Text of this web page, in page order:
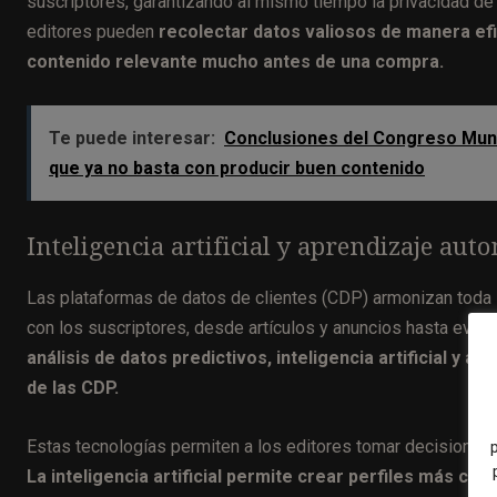
editores pueden recolectar datos valiosos de manera
contenido relevante mucho antes de una compra.
Te puede interesar: Conclusiones del Congreso
que ya no basta con producir buen contenido
Inteligencia artificial y aprendizaje
Las plataformas de datos de clientes (CDP) armonizan
con los suscriptores, desde artículos y anuncios hasta
análisis de datos predictivos, inteligencia artificial y
de las CDP.
Estas tecnologías permiten a los editores tomar
La inteligencia artificial permite crear perfiles más